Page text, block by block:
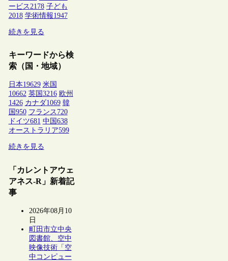
ービス 2178 子ども
2018 学術情報1947
続きを見る
キーワードから検
索（国・地域）
日本19629 米国
10662 英国 3216 欧州
1426 カナダ1069 韓
国 950 フランス 720
ドイツ681 中国 638
オーストラリア599
続きを見る
「カレントアウェ
アネス-R」新着記
事
2026年08月10
日
町田市立中央
図書館、空中
映像技術「空
中コンピュー